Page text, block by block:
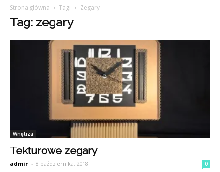
Kartonu
Strona główna Tagi Zegary
Tag: zegary
Wnętrza
Tekturowe zegary
admin - 8 października, 2018 0